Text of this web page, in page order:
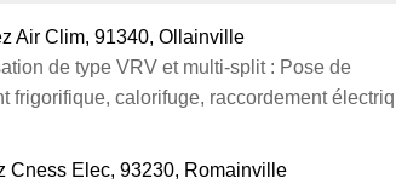
Air Clim, 91340, Ollainville
de type VRV et multi-split : Pose de
frigorifique, calorifuge, raccordement
Cness Elec, 93230, Romainville